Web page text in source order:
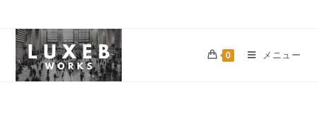
0 メニュー